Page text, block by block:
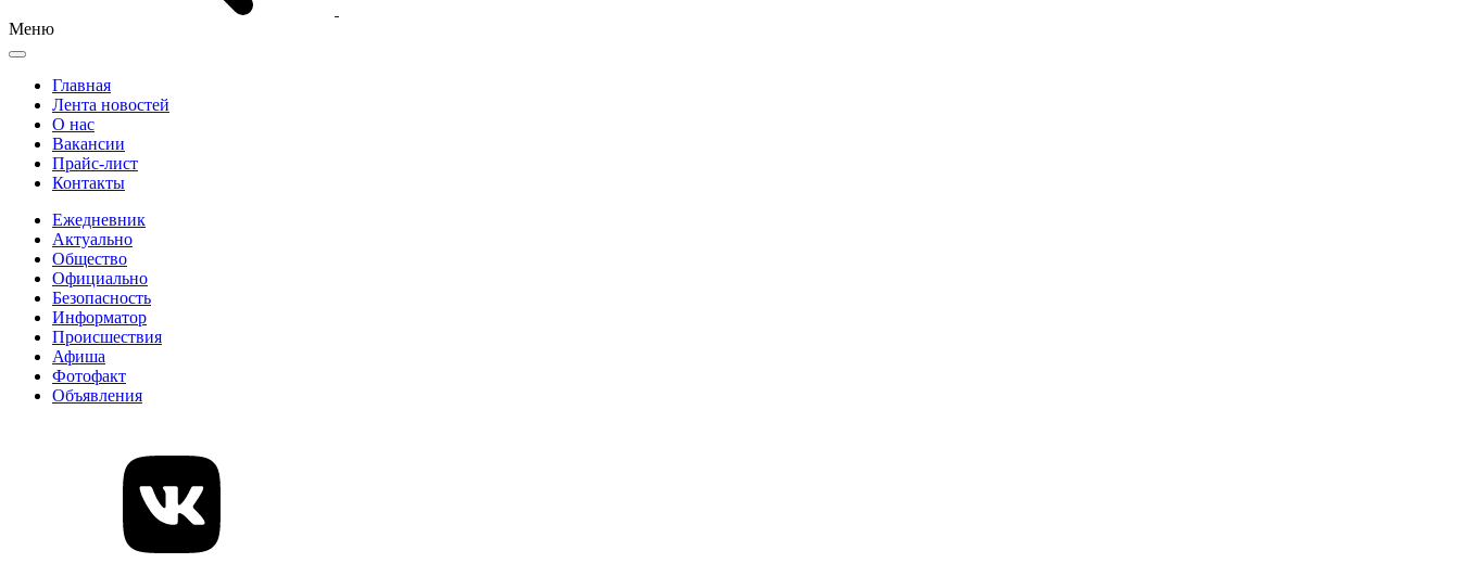
Меню
Главная
Лента новостей
О нас
Вакансии
Прайс-лист
Контакты
Ежедневник
Актуально
Общество
Официально
Безопасность
Информатор
Происшествия
Афиша
Фотофакт
Объявления